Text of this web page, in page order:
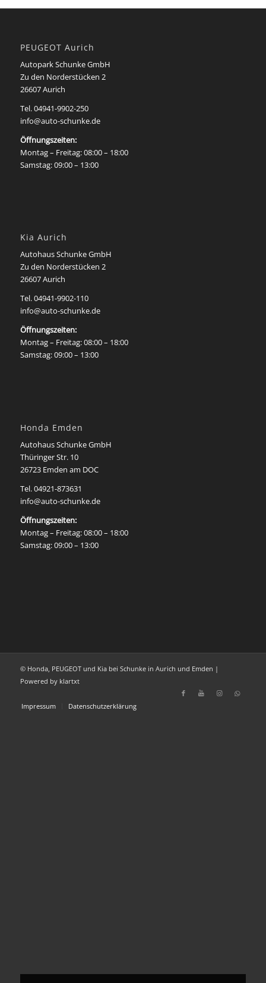
PEUGEOT Aurich
Autopark Schunke GmbH
Zu den Norderstücken 2
26607 Aurich
Tel.04941-9902-250
info@auto-schunke.de
Öffnungszeiten:
Montag – Freitag: 08:00 – 18:00
Samstag: 09:00 – 13:00
Kia Aurich
Autohaus Schunke GmbH
Zu den Norderstücken 2
26607 Aurich
Tel. 04941-9902-110
info@auto-schunke.de
Öffnungszeiten:
Montag – Freitag: 08:00 – 18:00
Samstag: 09:00 – 13:00
Honda Emden
Autohaus Schunke GmbH
Thüringer Str. 10
26723 Emden am DOC
Tel. 04921-873631
info@auto-schunke.de
Öffnungszeiten:
Montag – Freitag: 08:00 – 18:00
Samstag: 09:00 – 13:00
© Honda, PEUGEOT und Kia bei Schunke in Aurich und Emden |
Powered by klartxt
Impressum Datenschutzerklärung